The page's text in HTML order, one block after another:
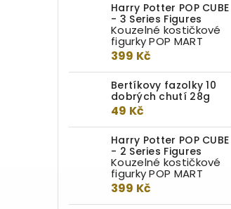
Harry Potter POP CUBE
- 3 Series Figures
Kouzelné kostičkové
figurky POP MART
399 Kč
Bertíkovy fazolky 10
dobrých chutí 28g
49 Kč
Harry Potter POP CUBE
- 2 Series Figures
Kouzelné kostičkové
figurky POP MART
399 Kč